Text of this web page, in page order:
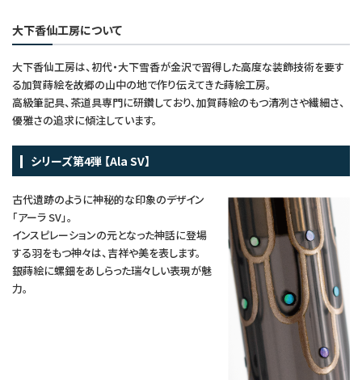
大下香仙工房について
大下香仙工房は、初代・大下雪香が金沢で習得した高度な装飾技術を要す
る加賀蒔絵を故郷の山中の地で作り伝えてきた蒔絵工房。
高級筆記具、茶道具専門に研鑽しており、加賀蒔絵のもつ清冽さや繊細さ、
優雅さの追求に傾注しています。
シリーズ第4弾 【Ala SV】
古代遺跡のように神秘的な印象のデザイン
「アーラ SV」。
インスピレーションの元となった神話に登場
する羽をもつ神々は、吉祥や美を表します。
銀蒔絵に螺鈿をあしらった瑞々しい表現が魅
力。